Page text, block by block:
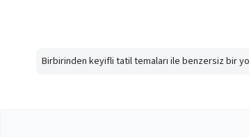
Birbirinden keyifli tatil temaları ile benzersiz bir